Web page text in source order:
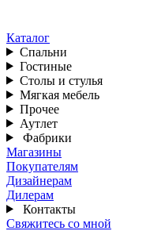
Каталог
Спальни
Гостиные
Столы и стулья
Мягкая мебель
Прочее
Аутлет
Фабрики
Магазины
Покупателям
Дизайнерам
Дилерам
Контакты
Свяжитесь со мной